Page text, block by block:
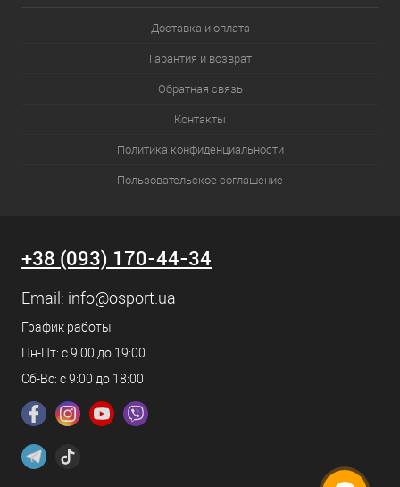
Доставка и оплата
Гарантия и возврат
Обратная связь
Контакты
Политика конфиденциальности
Пользовательское соглашение
+38 (093) 170-44-34
Email: info@osport.ua
График работы
Пн-Пт: с 9:00 до 19:00
Сб-Вс: с 9:00 до 18:00